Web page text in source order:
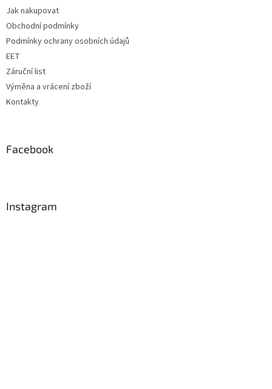
Jak nakupovat
Obchodní podmínky
Podmínky ochrany osobních údajů
EET
Záruční list
Výměna a vrácení zboží
Kontakty
Facebook
Instagram